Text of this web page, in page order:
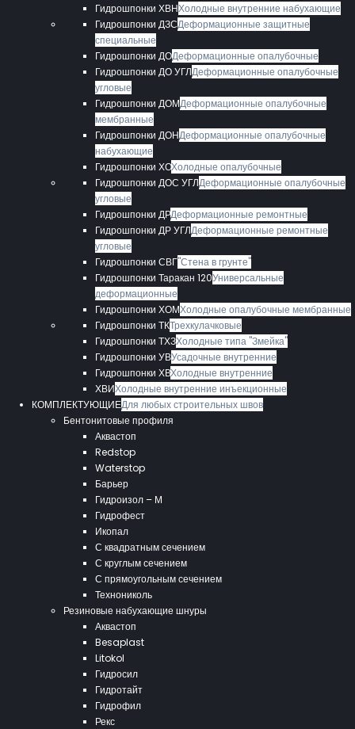
Гидрошпонки ХВНХолодные внутренние набухающие
Гидрошпонки ДЗСДеформационные защитные
специальные
Гидрошпонки ДОДеформационные опалубочные
Гидрошпонки ДО УГЛДеформационные опалубочные
угловые
Гидрошпонки ДОМДеформационные опалубочные
мембранные
Гидрошпонки ДОНДеформационные опалубочные
набухающие
Гидрошпонки ХОХолодные опалубочные
Гидрошпонки ДОС УГЛДеформационные опалубочные
угловые
Гидрошпонки ДРДеформационные ремонтные
Гидрошпонки ДР УГЛДеформационные ремонтные
угловые
Гидрошпонки СВГ"Стена в грунте"
Гидрошпонки Таракан 120Универсальные
деформационные
Гидрошпонки ХОМХолодные опалубочные мембранные
Гидрошпонки ТКТрехкулачковые
Гидрошпонки ТХЗХолодные типа "Змейка"
Гидрошпонки УВУсадочные внутренние
Гидрошпонки ХВХолодные внутренние
ХВИХолодные внутренние инъекционные
КОМПЛЕКТУЮЩИЕДля любых строительных швов
Бентонитовые профиля
Аквастоп
Redstop
Waterstop
Барьер
Гидроизол – М
Гидрофест
Икопал
С квадратным сечением
С круглым сечением
С прямоугольным сечением
Технониколь
Резиновые набухающие шнуры
Аквастоп
Besaplast
Litokol
Гидросил
Гидротайт
Гидрофил
Рекс